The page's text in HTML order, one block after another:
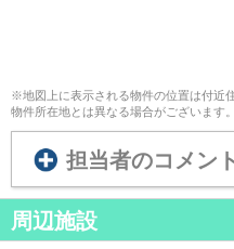
※地図上に表示される物件の位置は付近
物件所在地とは異なる場合がございます。
担当者のコメント
周辺施設